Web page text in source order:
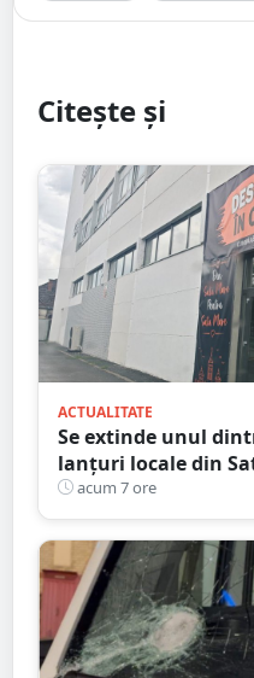
Citește și
ACTUALITATE
Se extinde unul
lanțuri locale din
pregătește o
acum 7 ore